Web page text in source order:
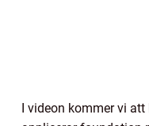
I videon kommer vi